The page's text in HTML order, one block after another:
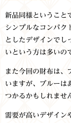
新品同様ということ
シンプルなコンパク
としたデザインでし
いという方は多いの
また今回の財布は、
いますが、ブルーは
つかるかもしれませ
需要が高いデザイン